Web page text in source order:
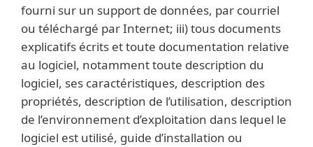
fourni sur un support de données, par courriel
ou téléchargé par Internet; iii) tous documents
explicatifs écrits et toute documentation relative
au logiciel, notamment toute description du
logiciel, ses caractéristiques, description des
propriétés, description de l’utilisation, description
de l’environnement d’exploitation dans lequel le
logiciel est utilisé, guide d’installation ou